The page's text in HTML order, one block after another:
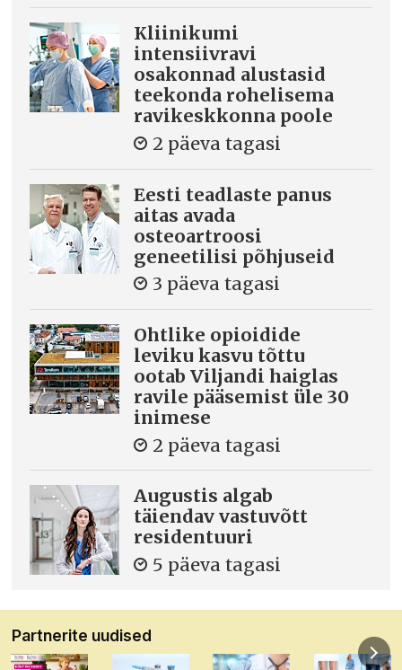
Kliinikumi
intensiivravi
osakonnad alustasid
teekonda rohelisema
ravikeskkonna poole
2 päeva tagasi
Eesti teadlaste panus
aitas avada
osteoartroosi
geneetilisi põhjuseid
3 päeva tagasi
Ohtlike opioidide
leviku kasvu tõttu
ootab Viljandi haiglas
ravile pääsemist üle 30
inimese
2 päeva tagasi
Augustis algab
täiendav vastuvõtt
residentuuri
5 päeva tagasi
Partnerite uudised